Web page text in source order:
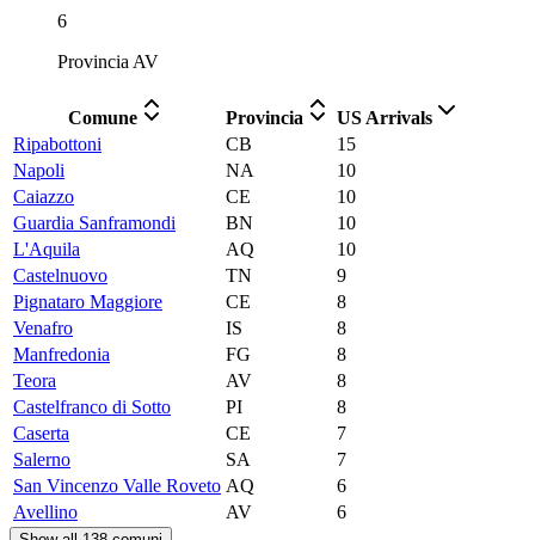
6
Provincia AV
Comune Provincia
US Arrivals
Ripabottoni
CB
15
Napoli
NA
10
Caiazzo
CE
10
Guardia Sanframondi
BN
10
L'Aquila
AQ
10
Castelnuovo
TN
9
Pignataro Maggiore
CE
8
Venafro
IS
8
Manfredonia
FG
8
Teora
AV
8
Castelfranco di Sotto
PI
8
Caserta
CE
7
Salerno
SA
7
San Vincenzo Valle Roveto AQ
6
Avellino
AV 6